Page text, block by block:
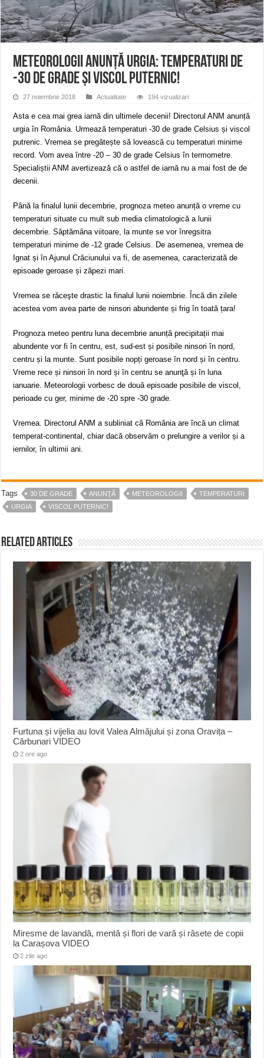
ANUNŢ OPRIRE APĂ în CARANSEBEȘ avarie
ANUNȚ OPRIRE APĂ în Reșița, cartier Țerova – avarie – 04.08.2026
Meteorologii anunță urgia: temperaturi de
-30 de grade și viscol puternic!
27 noiembrie 2018 Actualitate 194 vizualizari
Asta e cea mai grea iarnă din ultimele decenii! Directorul ANM anunță
urgia în România. Urmează temperaturi -30 de grade Celsius și viscol
putrenic. Vremea se pregătește să lovească cu temperaturi minime
record. Vom avea între -20 – 30 de grade Celsius în termometre.
Specialiștii ANM avertizează că o astfel de iarnă nu a mai fost de de
decenii.
Până la finalul lunii decembrie, prognoza meteo anunță o vreme cu
temperaturi situate cu mult sub media climatologică a lunii
decembrie. Săptămâna viitoare, la munte se vor înregsitra
temperaturi minime de -12 grade Celsius. De asemenea, vremea de
Ignat și în Ajunul Crăciunului va fi, de asemenea, caracterizată de
episoade geroase și zăpezi mari.
Vremea se răceşte drastic la finalul lunii noiembrie. Încă din zilele
acestea vom avea parte de ninsori abundente și frig în toată țara!
Prognoza meteo pentru luna decembrie anunță precipitații mai
abundente vor fi în centru, est, sud-est și posibile ninsori în nord,
centru și la munte. Sunt posibile nopți geroase în nord și în centru.
Vreme rece și ninsori în nord și în centru se anunţă și în luna
ianuarie. Meteorologii vorbesc de două episoade posibile de viscol,
perioade cu ger, minime de -20 spre -30 grade.
Vremea. Directorul ANM a subliniat că România are încă un climat
temperat-continental, chiar dacă observăm o prelungire a verilor și a
iernilor, în ultimii ani.
Tags 30 DE GRADE ANUNŢĂ METEOROLOGII
TEMPERATURI
URGIA
VISCOL PUTERNIC!
Related Articles
Furtuna și vijelia au lovit Valea Almăjului și zona Oravița –
Cărbunari VIDEO
2 ore ago
Miresme de lavandă, mentă și flori de vară și râsete de copii
la Carașova VIDEO
2 zile ago